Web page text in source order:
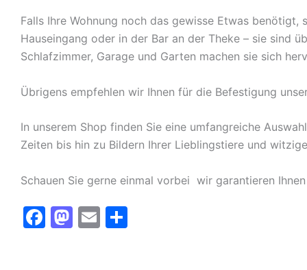
Falls Ihre Wohnung noch das gewisse Etwas benötigt,
Hauseingang oder in der Bar an der Theke – sie sind
Schlafzimmer, Garage und Garten machen sie sich
Übrigens empfehlen wir Ihnen für die Befestigung
In unserem Shop finden Sie eine umfangreiche
Zeiten bis hin zu Bildern Ihrer Lieblingstiere und
Schauen Sie gerne einmal vorbei  wir garantieren
F
M E